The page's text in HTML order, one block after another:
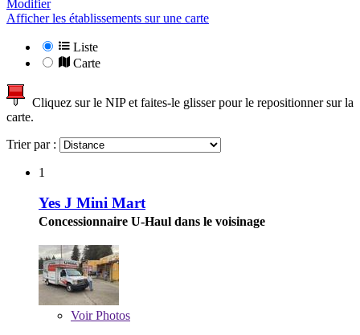
Modifier
Afficher les établissements sur une carte
Liste
Carte
Cliquez sur le NIP et faites-le glisser pour le repositionner sur la
carte.
Trier par :
1
Yes J Mini Mart
Concessionnaire U-Haul dans le voisinage
VoirPhotos